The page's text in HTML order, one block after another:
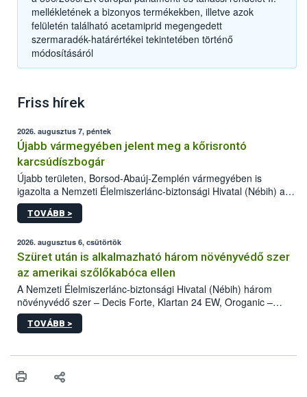
mellékletének a bizonyos termékekben, illetve azok
felületén található acetamiprid megengedett
szermaradék-határértékei tekintetében történő
módosításáról
Friss hírek
2026. augusztus 7, péntek
Újabb vármegyében jelent meg a kőrisrontó
karcsúdíszbogár
Újabb területen, Borsod-Abaúj-Zemplén vármegyében is
igazolta a Nemzeti Élelmiszerlánc-biztonsági Hivatal (Nébih) a
kőrisrontó karcsúdíszbogár (Agrilus planipennis) jelenlétét. A
kártevőt nem csak színcsapdában találták meg, de már fertőzött
az intenzív felderítést, emellett az intézkedéseket a szlovák
hatósággal is összehangolják a terjedés megállítása érdekében.
TOVÁBB >
2026. augusztus 6, csütörtök
Szüret után is alkalmazható három növényvédő szer
az amerikai szőlőkabóca ellen
A Nemzeti Élelmiszerlánc-biztonsági Hivatal (Nébih) három
növényvédő szer – Decis Forte, Klartan 24 EW, Oroganic –
engedélyokiratát módosította, így azok a szüretet követően,
egészen a vesszőérettség (BBCH 91) stádiumáig
érésű szőlőkben is legyen lehetőség a károsító elleni további
felhasználók számára is elérhető és ökológiai termesztésben is
TOVÁBB >